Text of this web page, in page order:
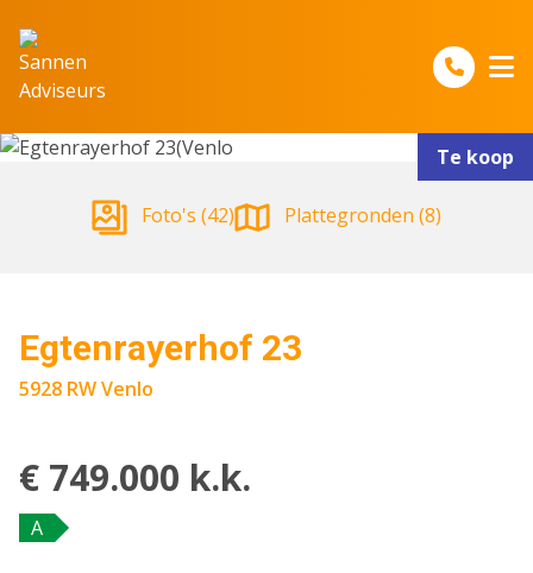
Te koop
Foto's (42) Plattegronden (8)
Egtenrayerhof 23
5928 RW Venlo
€ 749.000 k.k.
A